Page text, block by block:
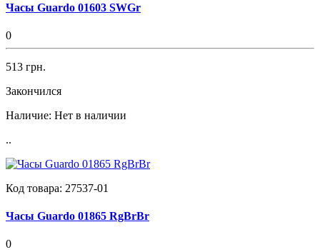
Часы Guardo 01603 SWGr
0
513 грн.
Закончился
Наличие: Нет в наличии
..
Код товара: 27537-01
Часы Guardo 01865 RgBrBr
0